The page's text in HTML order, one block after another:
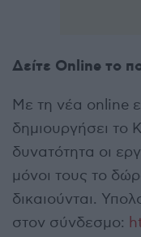
Δείτε Online το
Με τη νέα online
δημιουργήσει το
δυνατότητα οι
μόνοι τους το
δικαιούνται.
στον σύνδεσμο: